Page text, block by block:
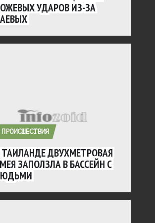
УДАРОВ ИЗ-ЗА
ПРОИСШЕСТВИЯ
ТАИЛАНДЕ ДВУХМЕТРОВАЯ
ЗАПОЛЗЛА В БАССЕЙН С